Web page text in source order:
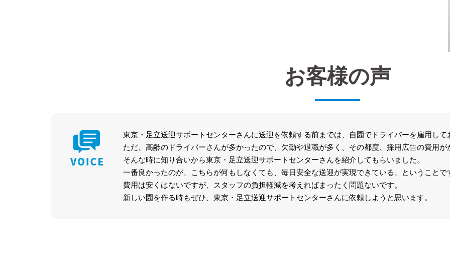
お客様の声
東京・足立送迎サポートセンターさんに送迎を依頼する前までは、自園でドライバーを雇用して
ただ、高齢のドライバーさんが多かったので、欠勤や退職が多く、その都度、採用広告の費用
そんな時に知り合いから東京・足立送迎サポートセンターさんを紹介してもらいました。
一番良かったのが、こちらが何もしなくても、毎日安全な送迎が実現できている、ということで
費用は安くはないですが、スタッフの負担軽減を考えればまったく問題ないです。
新しい園を作る時もぜひ、東京・足立送迎サポートセンターさんに依頼しようと思います。